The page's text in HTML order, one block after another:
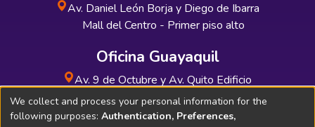
Av. Daniel León Borja y Diego de Ibarra
Mall del Centro - Primer piso alto
Oficina Guayaquil
Av. 9 de Octubre y Av. Quito Edificio
INDUAUTO - Planta baja
We collect and process your personal information for the
following purposes: Authentication, Preferences,